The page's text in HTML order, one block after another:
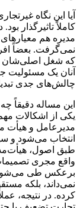
آیا این نگاه
کاملاً تاثیرگذار
مدیره هم
نمی‌گرفت. بعضاً
که شغل اصلی‌شان
آنان یک مسئولیت
چالش‌های جدی
این مساله دقیقاً
یکی از اشکالات
مدیرعامل و هیأت
انتخاب می‌شود و
طبق اصول،
واقع مجری
برعکس طی
نمی‌داند، بلکه
کرده. در نتیجه،